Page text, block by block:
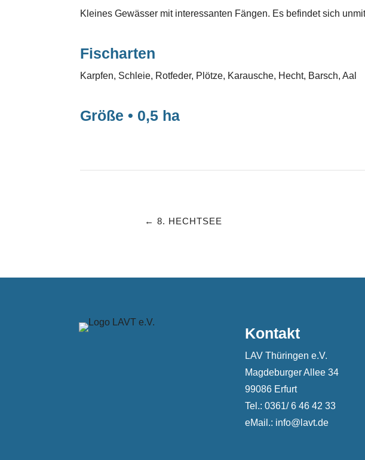
Kleines Gewässer mit interessanten Fängen. Es befindet sich
Fischarten
Karpfen, Schleie, Rotfeder, Plötze, Karausche, Hecht, Barsch, Aal
Größe • 0,5 ha
8. HECHTSEE
Kontakt
LAV Thüringen e.V.
Magdeburger Allee 34
99086 Erfurt
Tel.: 0361/ 6 46 42 33
eMail.: info@lavt.de